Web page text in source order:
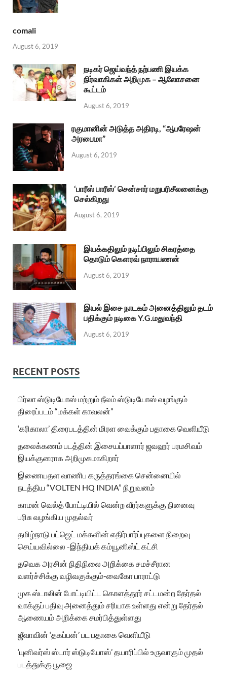
comali
August 6, 2019
நடிகர் ஜெய்வந்த் நற்பணி இயக்க
நிர்வாகிகள் அறிமுக – ஆலோசனை
கூட்டம்
August 6, 2019
ரகுமானின் அடுத்த அதிரடி, “ஆபரேஷன்
அரபைமா”
August 6, 2019
‘பாரீஸ் பாரீஸ்’ சென்சார் மறுபரிசீலனைக்கு
செல்கிறது
August 6, 2019
இயக்கதிலும் நடிப்பிலும் சிகரத்தை
தொடும் கௌரவ் நாராயணன்
August 6, 2019
இயல் இசை நாடகம் அனைத்திலும் தடம்
பதிக்கும் நடிகை Y.G.மதுவந்தி
August 6, 2019
RECENT POSTS
பிர்லா ஸ்டுடியோஸ் மற்றும் நீலம் ஸ்டுடியோஸ் வழங்கும்
திரைப்படம் “மக்கள் காவலன்”
‘கரிகாலா’ திரைபடத்தின் மிரள வைக்கும் பதாகை வெளியீடு
தலைக்கணம் படத்தின் இசையப்பாளார் ஜவஹர் பரமசிவம்
இயக்குனராக அறிமுகமாகிறார்
இணையதள வாணிப கருத்தரங்கை சென்னையில்
நடத்திய “VOLTEN HQ INDIA” நிறுவனம்
காமன் வெல்த் போட்டியில் வென்ற வீரர்களுக்கு நினைவு
பரிசு வழங்கிய முதல்வர்
தமிழ்நாடு பட்ஜெட் மக்களின் எதிர்பார்ப்புகளை நிறைவு
செய்யவில்லை -இந்தியக் கம்யூனிஸ்ட் கட்சி
தவெக அரசின் நிதிநிலை அறிக்கை சமச்சீரான
வளர்ச்சிக்கு வழிவகுக்கும்-வைகோ பாராட்டு
முக ஸ்டாலின் போட்டியிட்ட கொளத்தூர் சட்டமன்ற தேர்தல்
வாக்குப் பதிவு அனைத்தும் சரியாக உள்ளது என்று தேர்தல்
ஆணையம் அறிக்கை சமர்பித்துள்ளது
ஜீவாவின் ‘தகப்பன்’ பட பதாகை வெளியீடு
‘யுனிவர்ஸ் ஸ்டார் ஸ்டுடியோஸ்’ தயாரிப்பில் உருவாகும் முதல்
படத்துக்கு பூஜை